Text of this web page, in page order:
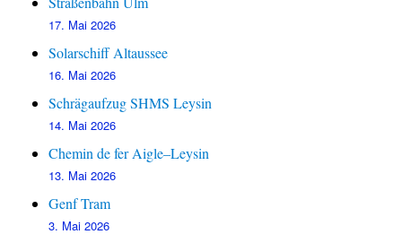
17. Mai 2026
Solarschiff Altaussee
16. Mai 2026
Schrägaufzug SHMS Leysin
14. Mai 2026
Chemin de fer Aigle–Leysin
13. Mai 2026
Genf Tram
3. Mai 2026